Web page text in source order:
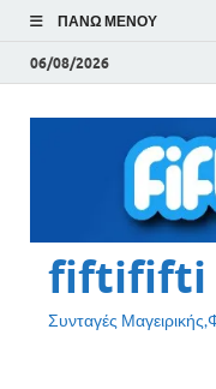
ΠΆΝΩ ΜΕΝΟΎ
06/08/2026
fiftififti
Συνταγές